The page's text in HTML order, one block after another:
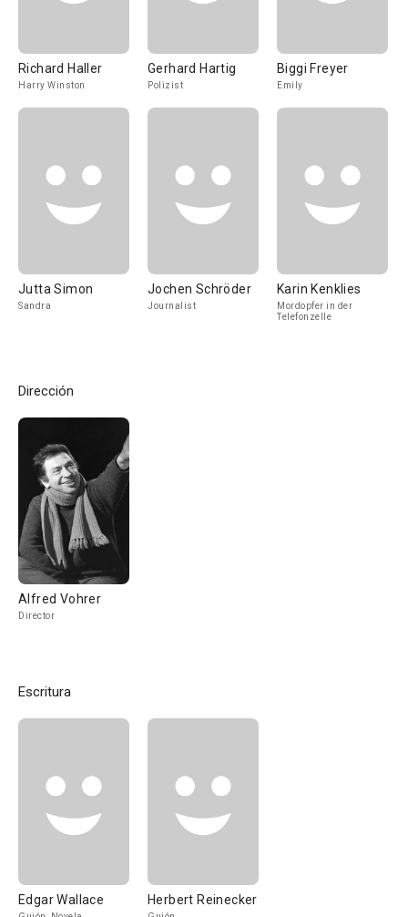
Richard Haller
Harry Winston
Gerhard Hartig
Polizist
Biggi Freyer
Emily
Jutta Simon
Sandra
Jochen Schröder
Journalist
Karin Kenklies
Mordopfer in der
Telefonzelle
Dirección
Alfred Vohrer
Director
Escritura
Edgar Wallace Herbert Reinecker